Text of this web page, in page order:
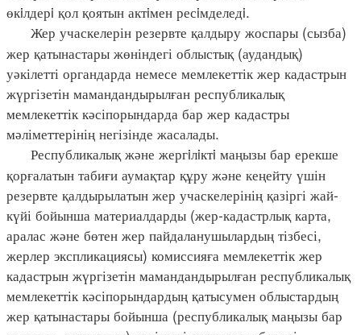
өкiлдерi қол қоятын актiмен ресiмделедi.
Жер учаскелерін резервте қалдыру жоспары (сызба)
жер қатынастары жөніндегі облыстық (аудандық)
уәкілетті органдарда немесе мемлекеттік жер кадастрын
жүргізетін мамандандырылған республикалық
мемлекеттік кәсіпорындарда бар жер кадастры
мәліметтерінің негізінде жасалады.
Республикалық және жергiлiктi маңызы бар ерекше
қорғалатын табиғи аумақтар құру және кеңейту үшін
резервте қалдырылатын жер учаскелерінің қазіргі жай-
күйі бойынша материалдарды (жер-кадастрлық карта,
аралас және бөтен жер пайдаланушылардың тізбесі,
жерлер экспликациясы) комиссияға мемлекеттік жер
кадастрын жүргізетін мамандандырылған республикалық
мемлекеттік кәсіпорындардың қатысумен облыстардың
жер қатынастары бойынша (республикалық маңызы бар